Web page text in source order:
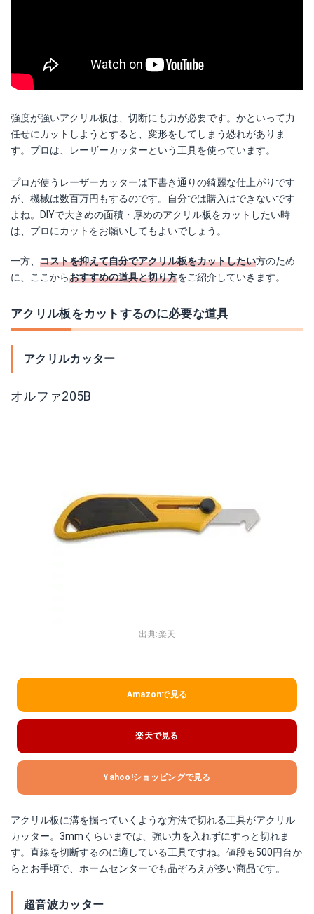
強度が強いアクリル板は、切断にも力が必要です。かといって力
任せにカットしようとすると、変形をしてしまう恐れがありま
す。プロは、レーザーカッターという工具を使っています。
プロが使うレーザーカッターは下書き通りの綺麗な仕上がりです
が、機械は数百万円もするのです。自分では購入はできないです
よね。DIYで大きめの面積・厚めのアクリル板をカットしたい時
は、プロにカットをお願いしてもよいでしょう。
一方、 コストを抑えて自分でアクリル板をカットしたい方のため
に、ここからおすすめの道具と切り方をご紹介していきます。
アクリル板をカットするのに必要な道具
アクリルカッター
オルファ205B
出典:楽天
Amazonで見る
楽天で見る
Yahoo!ショッピングで見る
アクリル板に溝を掘っていくような方法で切れる工具がアクリル
カッター。3mmくらいまでは、強い力を入れずにすっと切れま
す。直線を切断するのに適している工具ですね。値段も500円台か
らとお手頃で、ホームセンターでも品ぞろえが多い商品です。
超音波カッター